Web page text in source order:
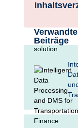
Verwandte
Beiträge